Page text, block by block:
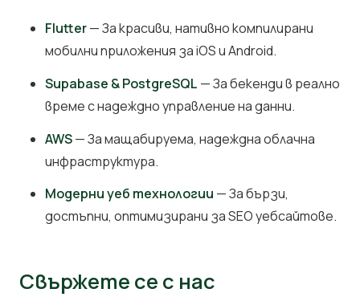
Flutter— За красиви, нативно компилирани
мобилни приложения за iOS и Android.
Supabase & PostgreSQL — За бекенди в реално
време с надеждно управление на данни.
AWS— За мащабируема, надеждна облачна
инфраструктура.
Модерни уеб технологии — За бързи,
достъпни, оптимизирани за SEO уебсайтове.
Свържете се с нас